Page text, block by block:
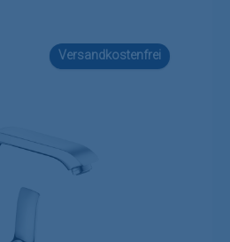
Versandkostenfrei